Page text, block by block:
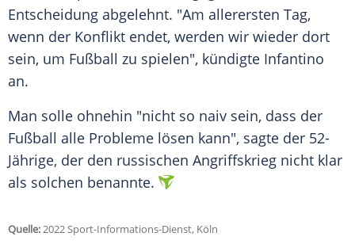
Entscheidung abgelehnt. "Am allerersten Tag,
wenn der Konflikt endet, werden wir wieder dort
sein, um Fußball zu spielen", kündigte Infantino
an.
Man solle ohnehin "nicht so naiv sein, dass der
Fußball alle Probleme lösen kann", sagte der 52-
Jährige, der den russischen Angriffskrieg nicht klar
als solchen benannte.
Quelle:2022 Sport-Informations-Dienst, Köln